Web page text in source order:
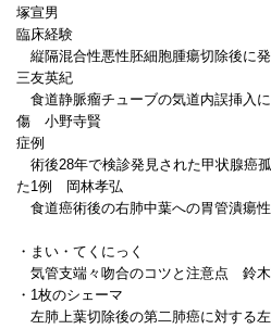
塚宣男
臨床経験
縦隔混合性悪性胚細胞腫瘍切除後に
三友英紀
食道静脈瘤チューブの気道内誤挿入
傷 小野寺賢
症例
術後28年で検診発見された甲状腺癌
た1例 岡林孝弘
食道癌術後の右肺中葉への胃管潰瘍
・まい・てくにっく
気管支端々吻合のコツと注意点 鈴
・1枚のシェーマ
左肺上葉切除後の第二肺癌に対する